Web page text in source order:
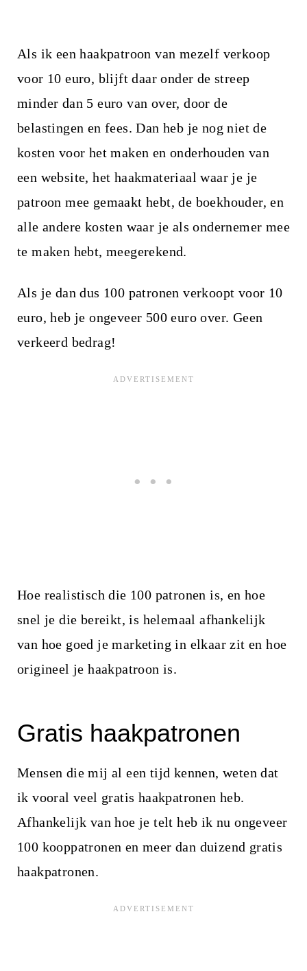
Als ik een haakpatroon van mezelf verkoop
voor 10 euro, blijft daar onder de streep
minder dan 5 euro van over, door de
belastingen en fees. Dan heb je nog niet de
kosten voor het maken en onderhouden van
een website, het haakmateriaal waar je je
patroon mee gemaakt hebt, de boekhouder, en
alle andere kosten waar je als ondernemer mee
te maken hebt, meegerekend.
Als je dan dus 100 patronen verkoopt voor 10
euro, heb je ongeveer 500 euro over. Geen
verkeerd bedrag!
Hoe realistisch die 100 patronen is, en hoe
snel je die bereikt, is helemaal afhankelijk
van hoe goed je marketing in elkaar zit en hoe
origineel je haakpatroon is.
Gratis haakpatronen
Mensen die mij al een tijd kennen, weten dat
ik vooral veel gratis haakpatronen heb.
Afhankelijk van hoe je telt heb ik nu ongeveer
100 kooppatronen en meer dan duizend gratis
haakpatronen.